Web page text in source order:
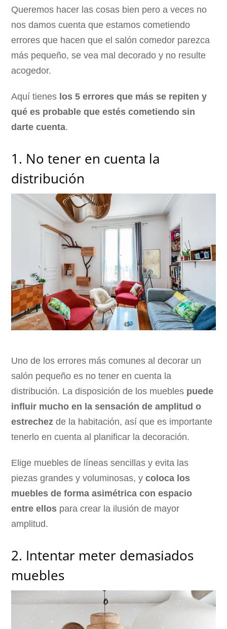
Queremos hacer las cosas bien pero a veces no
nos damos cuenta que estamos cometiendo
errores que hacen que el salón comedor parezca
más pequeño, se vea mal decorado y no resulte
acogedor.
Aquí tienes los 5 errores que más se repiten y
qué es probable que estés cometiendo sin
darte cuenta.
1. No tener en cuenta la
distribución
Uno de los errores más comunes al decorar un
salón pequeño es no tener en cuenta la
distribución. La disposición de los muebles puede
influir mucho en la sensación de amplitud o
estrechez de la habitación, así que es importante
tenerlo en cuenta al planificar la decoración.
Elige muebles de líneas sencillas y evita las
piezas grandes y voluminosas, ycoloca los
muebles de forma asimétrica con espacio
entre ellos para crear la ilusión de mayor
amplitud.
2. Intentar meter demasiados
muebles